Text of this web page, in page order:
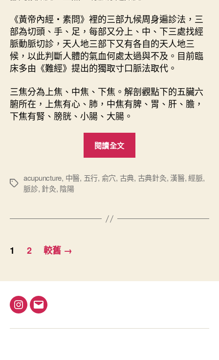
《黃帝內經・素問》裡的三部九候周身遍診法，三
部為切頭、手、足，每部又分上、中、下三處找經
脈動脈切診，天人地三部下又有各自的天人地三
候，以此判斷人體的氣血何處太過與不及。目前臨
床多由《難經》提出的獨取寸口脈法取代。
三焦分為上焦、中焦、下焦。解剖觀點下的五臟六
腑所在，上焦有心、肺，中焦有脾、胃、肝、膽，
下焦有腎、膀胱、小腸、大腸。
閱讀全文
心
上
標
acupuncture, 中醫, 五行, 俞穴, 古典, 古典針灸, 漢醫,經脈,
脈診, 針灸, 陰陽
文
分
頁
1 2 較舊 →
I
電